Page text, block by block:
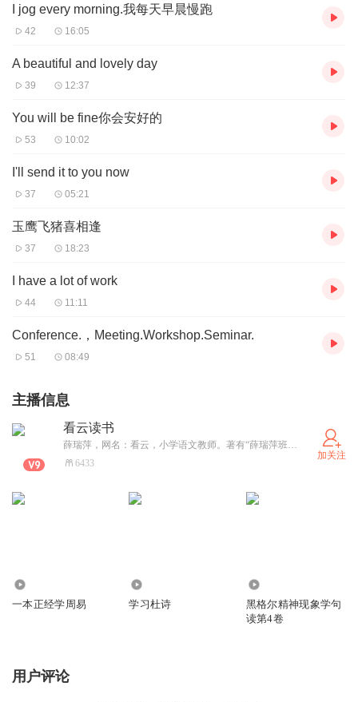
I jog every morning.我每天早晨慢跑
42 16:05
A beautiful and lovely day
39 12:37
You will be fine你会安好的
53 10:02
I'll send it to you now
37 05:21
玉鹰飞猪喜相逢
37 18:23
I have a lot of work
44 11:11
Conference.，Meeting.Workshop.Seminar.
51 08:49
主播信息
看云读书
薛瑞萍，网名：看云，小学语文教师。著有“薛瑞萍班级日志6卷”：《心平气和的一年级》《我们二年级啦》《书声琅琅的三年级》《破茧而出的四年级》《五（2）班的语文故事》《教六年级的日子》。“薛瑞萍母语课堂6卷”：《诵读课》《吟诵课》《写作课》《讲述课》《薛瑞萍教育教学问答》《薛瑞萍读教育理论》。看云读书系列：《薛瑞萍读诗经》《薛瑞萍教古诗》《薛瑞萍教童谣》《薛瑞萍教童诗》《薛瑞萍读飞鸟集》。教育随笔《给我一个班，我就心满意足了》。领衔主编小学诵读教材《日有所诵》。
6433
加关注
一本正经学周易 学习杜诗
黑格尔精神现象学句
读第4卷
用户评论